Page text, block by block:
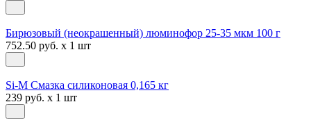
Бирюзовый (неокрашенный) люминофор 25-35 мкм 100 г
752.50 руб. x 1 шт
Si-M Смазка силиконовая 0,165 кг
239 руб. x 1 шт